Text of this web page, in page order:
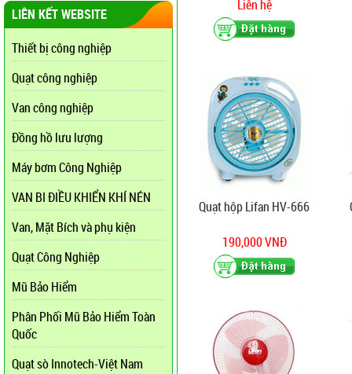
LIÊN KẾT WEBSITE
Thiết bị công nghiệp
Quạt công nghiệp
Van công nghiệp
Đồng hồ lưu lượng
Máy bơm Công Nghiệp
VAN BI ĐIỀU KHIỂN KHÍ NÉN
Van, Mặt Bích và phụ kiện
Quạt Công Nghiệp
Mũ Bảo Hiểm
Phân Phối Mũ Bảo Hiểm Toàn
Quốc
Quạt sò Innotech-Việt Nam
Liên hệ
Quạt hộp Lifan HV-666
190,000 VNĐ